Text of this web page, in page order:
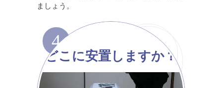
ましょう。
4
どこに安置しますか？